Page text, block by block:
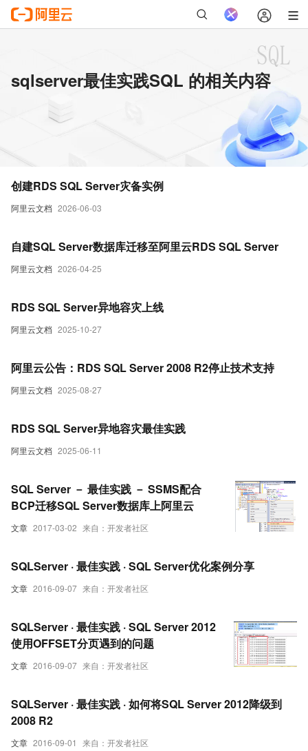
sqlserver最佳实践SQL 的相关内容
阿里云文档 2026-06-03
创建RDS SQL Server灾备实例
阿里云文档 2026-04-25
自建SQL Server数据库迁移至阿里云RDS SQL Server
阿里云文档 2025-10-27
RDS SQL Server异地容灾上线
阿里云文档 2025-08-27
阿里云公告：RDS SQL Server 2008 R2停止技术支持
阿里云文档 2025-06-11
RDS SQL Server异地容灾最佳实践
文章 2017-03-02 来自：开发者社区
SQL Server － 最佳实践 － SSMS配合
BCP迁移SQL Server数据库上阿里云
文章 2016-09-07 来自：开发者社区
SQLServer · 最佳实践 · SQL Server优化案例分享
文章 2016-09-07 来自：开发者社区
SQLServer · 最佳实践 · SQL Server 2012
使用OFFSET分页遇到的问题
文章 2016-09-01 来自：开发者社区
SQLServer · 最佳实践 · 如何将SQL Server 2012降级到
2008 R2